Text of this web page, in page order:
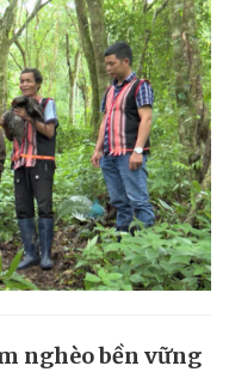
nghèo bền vững